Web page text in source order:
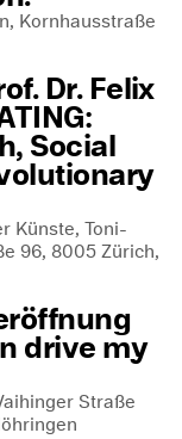
Kornhausstraße
Dr. Felix
Social
Künste, Toni-
96, 8005 Zürich,
drive my
Straße